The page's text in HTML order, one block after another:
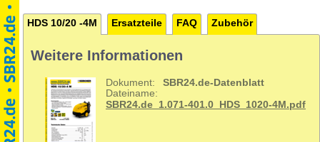
HDS 10/20 -4M Ersatzteile FAQ Zubehör
Weitere Informationen
Dokument:
SBR24.de-Datenblatt
Dateiname:
SBR24.de_1.071-401.0_HDS_1020-4M.pdf